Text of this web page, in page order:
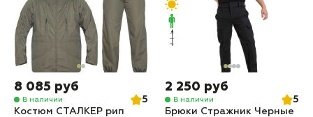
8 085 руб
В наличии
5
Костюм СТАЛКЕР рип
2 250 руб
В наличии
5
Брюки Стражник Черные